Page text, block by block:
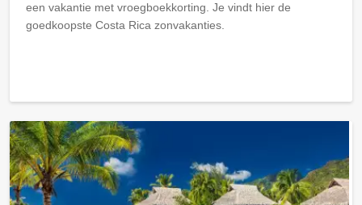
een vakantie met vroegboekkorting. Je vindt hier de
goedkoopste Costa Rica zonvakanties.